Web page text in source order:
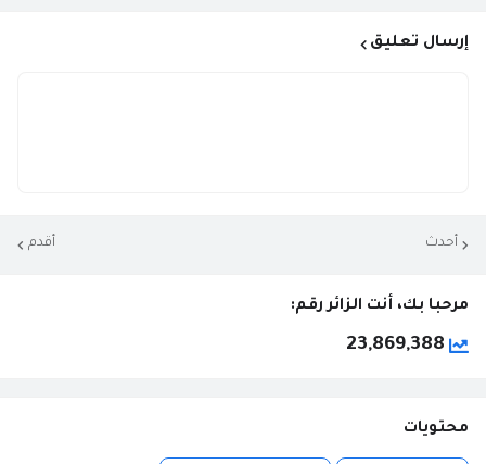
إرسال تعليق
أحدث أقدم
مرحبا بك، أنت الزائر رقم:
23,869,388
محتويات